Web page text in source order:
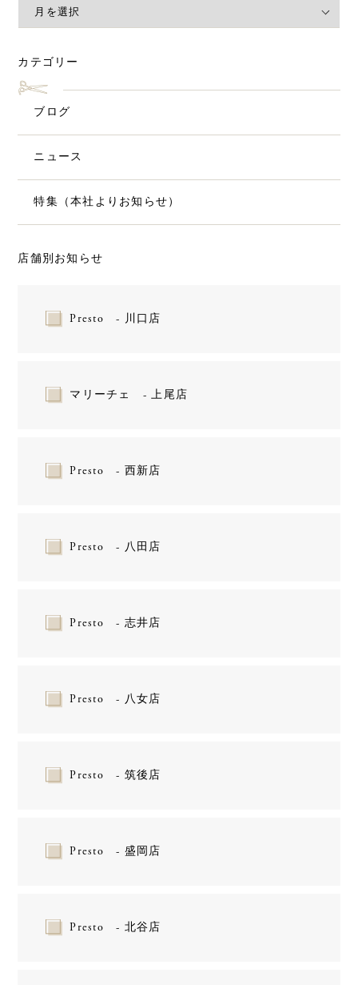
カテゴリー
ブログ
ニュース
特集（本社よりお知らせ）
店舗別お知らせ
Presto - 川口店
マリーチェ - 上尾店
Presto - 西新店
Presto - 八田店
Presto - 志井店
Presto - 八女店
Presto - 筑後店
Presto - 盛岡店
Presto - 北谷店